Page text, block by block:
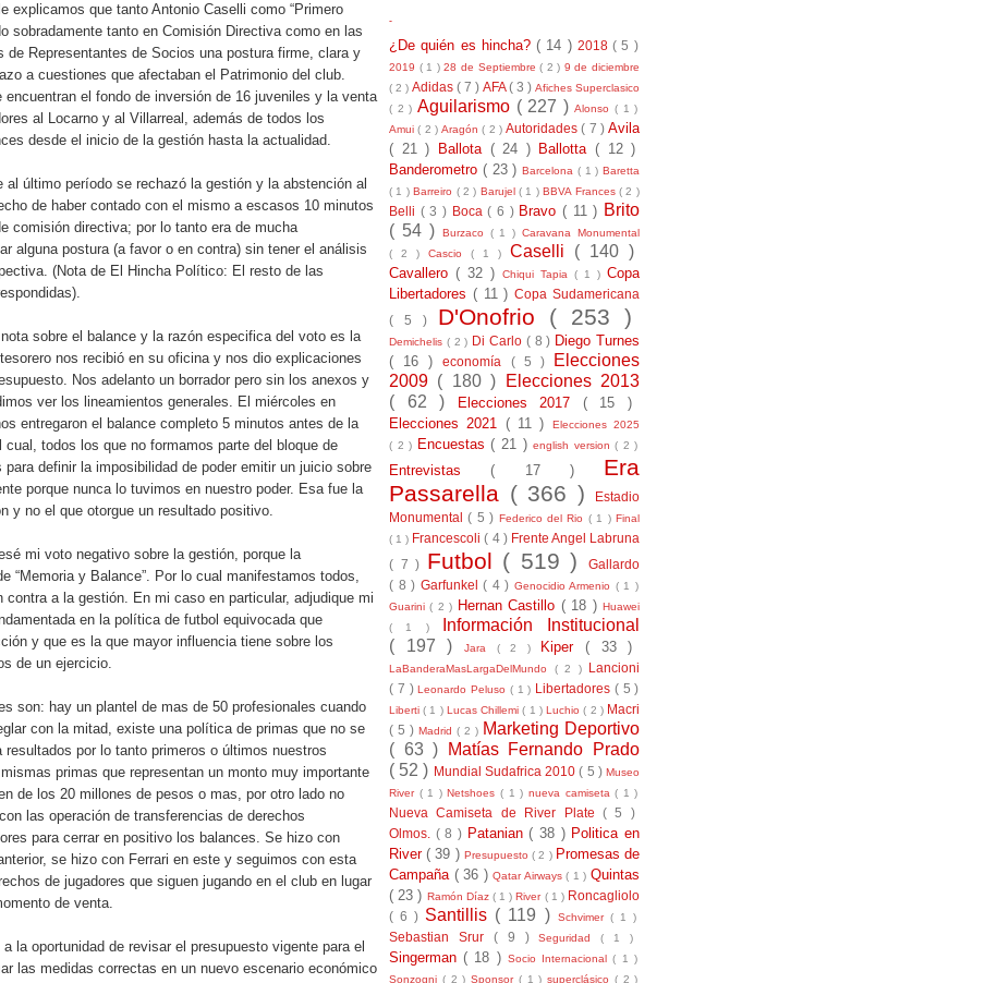
explicamos que tanto Antonio Caselli como “Primero
sobradamente tanto en Comisión Directiva como en las
de Representantes de Socios una postura firme, clara y
a cuestiones que afectaban el Patrimonio del club.
encuentran el fondo de inversión de 16 juveniles y la venta
al Locarno y al Villarreal, además de todos los
desde el inicio de la gestión hasta la actualidad.
al último período se rechazó la gestión y la abstención al
de haber contado con el mismo a escasos 10 minutos
comisión directiva; por lo tanto era de mucha
alguna postura (a favor o en contra) sin tener el análisis
(Nota de El Hincha Político: El resto de las
nota sobre el balance y la razón especifica del voto es la
nos recibió en su oficina y nos dio explicaciones
Nos adelanto un borrador pero sin los anexos y
ver los lineamientos generales. El miércoles en
entregaron el balance completo 5 minutos antes de la
cual, todos los que no formamos parte del bloque de
definir la imposibilidad de poder emitir un juicio sobre
porque nunca lo tuvimos en nuestro poder. Esa fue la
y no el que otorgue un resultado positivo.
mi voto negativo sobre la gestión, porque la
“Memoria y Balance”. Por lo cual manifestamos todos,
contra a la gestión. En mi caso en particular, adjudique mi
en la política de futbol equivocada que
y que es la que mayor influencia tiene sobre los
de un ejercicio.
son: hay un plantel de mas de 50 profesionales cuando
con la mitad, existe una política de primas que no se
resultados por lo tanto primeros o últimos nuestros
primas que representan un monto muy importante
de los 20 millones de pesos o mas, por otro lado no
las operación de transferencias de derechos
para cerrar en positivo los balances. Se hizo con
se hizo con Ferrari en este y seguimos con esta
de jugadores que siguen jugando en el club en lugar
de venta.
la oportunidad de revisar el presupuesto vigente para el
las medidas correctas en un nuevo escenario económico
-
¿De quién es hincha?( 14 ) 2018( 5 )
2019 ( 1 )28 de Septiembre( 2 ) 9 de diciembre
( 2 ) Adidas ( 7 ) AFA( 3 ) Afiches Superclasico
( 2 ) Aguilarismo ( 227 )Alonso( 1 )
Amui( 2 ) Aragón( 2 ) Autoridades( 7 ) Avila
( 21 )
Ballota ( 24 ) Ballotta( 12 )
Banderometro ( 23 ) Barcelona ( 1 ) Baretta
( 1 )Barreiro ( 2 ) Barujel ( 1 )BBVA Frances ( 2 )
Belli ( 3 ) Boca( 6 ) Bravo( 11 ) Brito
( 54 )
Burzaco ( 1 )Caravana Monumental
( 2 ) Cascio ( 1 ) Caselli ( 140 )
Cavallero ( 32 ) Chiqui Tapia ( 1 ) Copa
Libertadores ( 11 )Copa Sudamericana
( 5 ) D'Onofrio ( 253 )
Demichelis ( 2 ) Di Carlo ( 8 ) Diego Turnes
( 16 )economía ( 5 )
Elecciones
2009 ( 180 )
Elecciones 2013
( 62 )
Elecciones 2017 ( 15 )
Elecciones 2021 ( 11 )
Elecciones 2025
( 2 )
Encuestas( 21 )english version( 2 )
Entrevistas( 17 ) Era
Passarella ( 366 )
Estadio
Monumental( 5 ) Federico del Rio ( 1 )Final
( 1 ) Francescoli( 4 ) Frente Angel Labruna
( 7 ) Futbol ( 519 )Gallardo
( 8 ) Garfunkel ( 4 ) Genocidio Armenio ( 1 )
Guarini( 2 ) Hernan Castillo ( 18 )Huawei
( 1 )
Información Institucional
( 197 )
Jara ( 2 ) Kiper( 33 )
LaBanderaMasLargaDelMundo ( 2 ) Lancioni
( 7 )Leonardo Peluso ( 1 ) Libertadores ( 5 )
Liberti( 1 ) Lucas Chillemi( 1 )Luchio( 2 ) Macri
( 5 ) Madrid ( 2 ) Marketing Deportivo
( 63 )
Matías Fernando Prado
( 52 ) Mundial Sudafrica 2010( 5 )Museo
River ( 1 )Netshoes( 1 ) nueva camiseta( 1 )
Nueva Camiseta de River Plate ( 5 )
Olmos. ( 8 ) Patanian( 38 ) Politica en
River( 39 ) Presupuesto( 2 ) Promesas de
Campaña ( 36 )Qatar Airways( 1 )Quintas
( 23 ) Ramón Díaz ( 1 )River ( 1 ) Roncagliolo
( 6 ) Santillis ( 119 ) Schvimer ( 1 )
Sebastian Srur ( 9 )Seguridad( 1 )
Singerman( 18 ) Socio Internacional( 1 )
Sonzogni ( 2 ) Sponsor ( 1 ) superclásico ( 2 )